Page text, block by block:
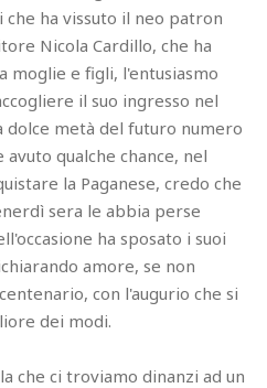
ha vissuto il neo patron
Nicola Cardillo, che ha
moglie e figli, l'entusiasmo
il suo ingresso nel
dolce metà del futuro numero
qualche chance, nel
la Paganese, credo che
sera le abbia perse
ha sposato i suoi
amore, se non
con l'augurio che si
dei modi.
che ci troviamo dinanzi ad un